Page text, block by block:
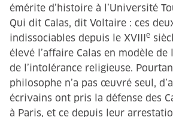
émérite d’histoire à l’Université
Qui dit Calas, dit Voltaire : ces
indissociables depuis le XVIIIe
élevé l’affaire Calas en modèle
de l’intolérance religieuse.
philosophe n’a pas œuvré seul,
écrivains ont pris la défense des
à Paris, et ce depuis leur